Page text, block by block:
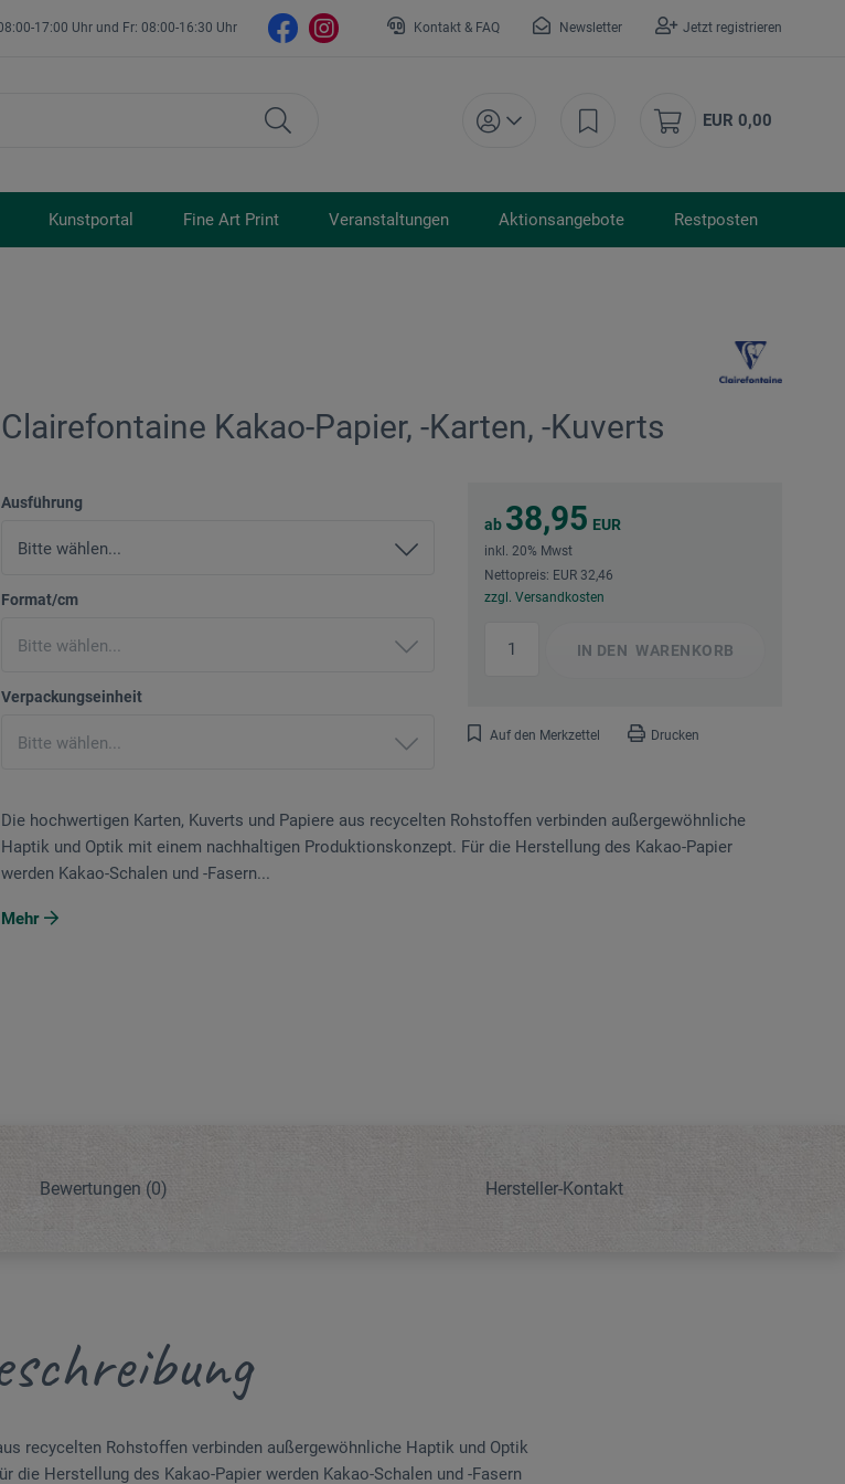
17:00 Uhr und Fr: 08:00-16:30 Uhr Kontakt & FAQ Newsletter Jetzt registrieren
EUR 0,00
Kunstportal Fine Art Print Veranstaltungen Aktionsangebote Restposten
Clairefontaine Kakao-Papier, -Karten, -Kuverts
Ausführung
Format/cm
Verpackungseinheit
ab 38,95 EUR
inkl. 20% Mwst
Nettopreis: EUR 32,46
zzgl. Versandkosten
IN DEN WARENKORB
Auf den Merkzettel Drucken
Die hochwertigen Karten, Kuverts und Papiere aus recycelten Rohstoffen verbinden außergewöhnliche
Haptik und Optik mit einem nachhaltigen Produktionskonzept. Für die Herstellung des Kakao-Papier
werden Kakao-Schalen und -Fasern...
Mehr
Bewertungen (0) Hersteller-Kontakt
recycelten Rohstoffen verbinden außergewöhnliche Haptik und Optik
die Herstellung des Kakao-Papier werden Kakao-Schalen und -Fasern